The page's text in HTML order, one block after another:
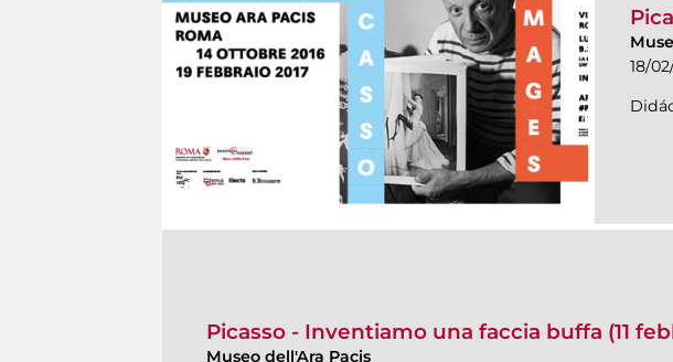
18/
Picasso - Inventiamo una faccia buffa (11
Museo dell'Ara Pacis